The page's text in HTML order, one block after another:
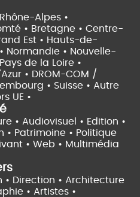
Alpes •
• Bretagne • Centre-
Est • Hauts-de-
Normandie • Nouvelle-
Pays de la Loire •
• DROM-COM /
• Suisse • Autre
UE •
• Audiovisuel • Edition •
• Patrimoine • Politique
• Web • Multimédia
• Direction • Architecture
• Artistes •